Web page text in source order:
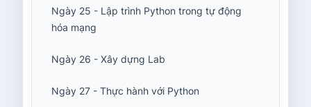
Ngày 25 - Lập trình Python trong tự động
hóa mạng
Ngày 26 - Xây dựng Lab
Ngày 27 - Thực hành với Python